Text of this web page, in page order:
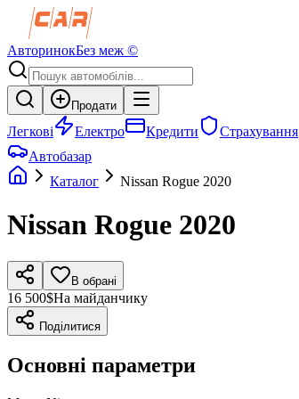
АвторинокБез меж ©
Продати
Легкові Електро Кредити
Страхування
Автобазар
Каталог
Nissan Rogue 2020
Nissan Rogue 2020
В обрані
16 500$На майданчику
Поділитися
Основні параметри